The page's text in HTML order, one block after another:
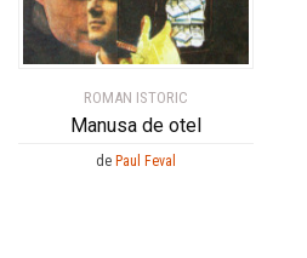
ROMAN ISTORIC
Manusa de otel
de Paul Feval